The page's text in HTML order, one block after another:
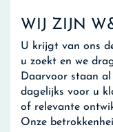
WIJ ZIJN
U krijgt van ons
u zoekt en we
Daarvoor staan al
dagelijks voor u
of relevante
Onze